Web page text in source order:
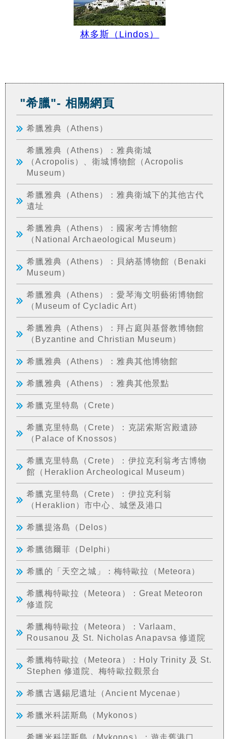
林多斯（Lindos）
"希臘"- 相關網頁
希臘雅典（Athens）
希臘雅典（Athens）：雅典衛城
（Acropolis）、衛城博物館（Acropolis
Museum）
希臘雅典（Athens）：雅典衛城下的其他古代
遺址
希臘雅典（Athens）：國家考古博物館
（National Archaeological Museum）
希臘雅典（Athens）：貝納基博物館（Benaki
Museum）
希臘雅典（Athens）：愛琴海文明藝術博物館
（Museum of Cycladic Art）
希臘雅典（Athens）：拜占庭與基督教博物館
（Byzantine and Christian Museum）
希臘雅典（Athens）：雅典其他博物館
希臘雅典（Athens）：雅典其他景點
希臘克里特島（Crete）
希臘克里特島（Crete）：克諾索斯宮殿遺跡
（Palace of Knossos）
希臘克里特島（Crete）：伊拉克利翁考古博物
館（Heraklion Archeological Museum）
希臘克里特島（Crete）：伊拉克利翁
（Heraklion）市中心、城堡及港口
希臘提洛島（Delos）
希臘德爾菲（Delphi）
希臘的「天空之城」：梅特歐拉（Meteora）
希臘梅特歐拉（Meteora）：Great Meteoron
修道院
希臘梅特歐拉（Meteora）：Varlaam、
Rousanou 及 St. Nicholas Anapavsa 修道院
希臘梅特歐拉（Meteora）：Holy Trinity 及 St.
Stephen 修道院、梅特歐拉觀景台
希臘古邁錫尼遺址（Ancient Mycenae）
希臘米科諾斯島（Mykonos）
希臘米科諾斯島（Mykonos）：遊走舊港口